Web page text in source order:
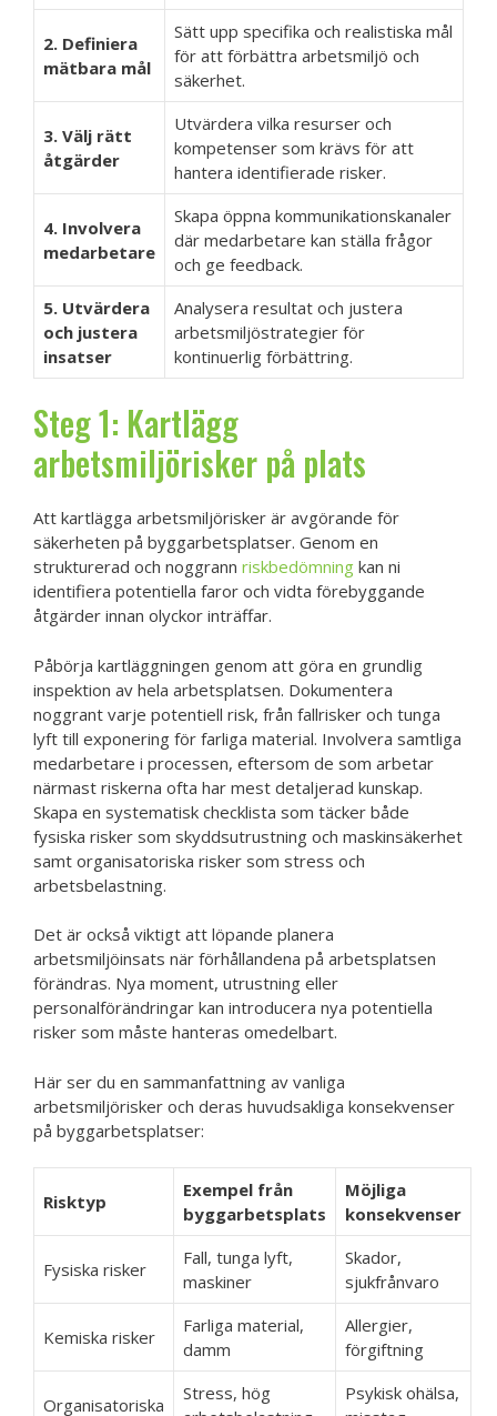
2. Definiera
mätbara mål
Sätt upp specifika och realistiska mål
för att förbättra arbetsmiljö och
säkerhet.
3. Välj rätt
åtgärder
Utvärdera vilka resurser och
kompetenser som krävs för att
hantera identifierade risker.
4. Involvera
medarbetare
Skapa öppna kommunikationskanaler
där medarbetare kan ställa frågor
och ge feedback.
5. Utvärdera
och justera
insatser
Analysera resultat och justera
arbetsmiljöstrategier för
kontinuerlig förbättring.
Steg 1: Kartlägg
arbetsmiljörisker på plats
Att kartlägga arbetsmiljörisker är avgörande för
säkerheten på byggarbetsplatser. Genom en
strukturerad och noggrann riskbedömning kan ni
identifiera potentiella faror och vidta förebyggande
åtgärder innan olyckor inträffar.
Påbörja kartläggningen genom att göra en grundlig
inspektion av hela arbetsplatsen. Dokumentera
noggrant varje potentiell risk, från fallrisker och tunga
lyft till exponering för farliga material. Involvera samtliga
medarbetare i processen, eftersom de som arbetar
närmast riskerna ofta har mest detaljerad kunskap.
Skapa en systematisk checklista som täcker både
fysiska risker som skyddsutrustning och maskinsäkerhet
samt organisatoriska risker som stress och
arbetsbelastning.
Det är också viktigt att löpande planera
arbetsmiljöinsats när förhållandena på arbetsplatsen
förändras. Nya moment, utrustning eller
personalförändringar kan introducera nya potentiella
risker som måste hanteras omedelbart.
Här ser du en sammanfattning av vanliga
arbetsmiljörisker och deras huvudsakliga konsekvenser
på byggarbetsplatser:
Risktyp
Exempel från
byggarbetsplats
Möjliga
konsekvenser
Fysiska risker
Fall, tunga lyft,
maskiner
Skador,
sjukfrånvaro
Kemiska risker
Farliga material,
damm
Allergier,
förgiftning
Organisatoriska
Stress, hög
Psykisk ohälsa,